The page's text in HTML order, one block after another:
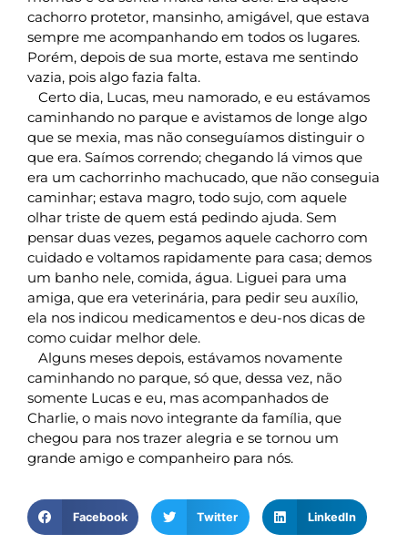
cachorro protetor, mansinho, amigável, que estava
sempre me acompanhando em todos os lugares.
Porém, depois de sua morte, estava me sentindo
vazia, pois algo fazia falta.
Certo dia, Lucas, meu namorado, e eu estávamos
caminhando no parque e avistamos de longe algo
que se mexia, mas não conseguíamos distinguir o
que era. Saímos correndo; chegando lá vimos que
era um cachorrinho machucado, que não conseguia
caminhar; estava magro, todo sujo, com aquele
olhar triste de quem está pedindo ajuda. Sem
pensar duas vezes, pegamos aquele cachorro com
cuidado e voltamos rapidamente para casa; demos
um banho nele, comida, água. Liguei para uma
amiga, que era veterinária, para pedir seu auxílio,
ela nos indicou medicamentos e deu-nos dicas de
como cuidar melhor dele.
Alguns meses depois, estávamos novamente
caminhando no parque, só que, dessa vez, não
somente Lucas e eu, mas acompanhados de
Charlie, o mais novo integrante da família, que
chegou para nos trazer alegria e se tornou um
grande amigo e companheiro para nós.
Facebook Twitter LinkedIn